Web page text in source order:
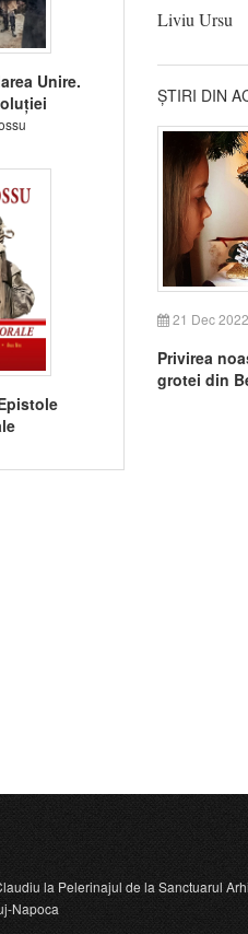
Unire.
Liviu Ursu
ȘTIRI DIN
21 Dec 2022
Privirea
grotei din
la Pelerinajul de la Sanctuarul
Napoca